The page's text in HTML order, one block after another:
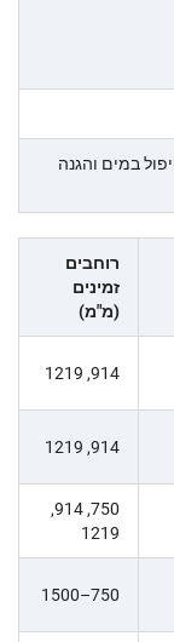
במים והגנה
רוחבים
זמינים
(מ"מ)
914, 1219
914, 1219
750, 914,
1219
750–1500